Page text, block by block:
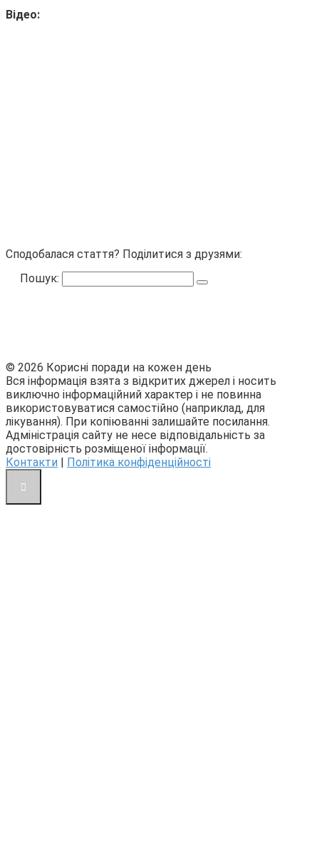
Відео:
Сподобалася стаття? Поділитися з друзями:
Пошук:
© 2026 Корисні поради на кожен день
Вся інформація взята з відкритих джерел і носить
виключно інформаційний характер і не повинна
використовуватися самостійно (наприклад, для
лікування). При копіюванні залишайте посилання.
Адміністрація сайту не несе відповідальність за
достовірність розміщеної інформації.
Контакти
Політика конфіденційності